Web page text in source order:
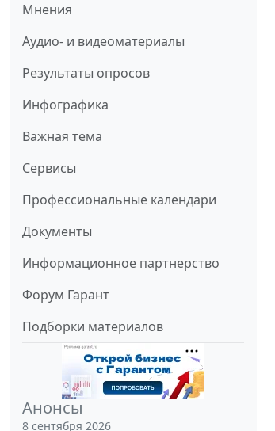
Мнения
Аудио- и видеоматериалы
Результаты опросов
Инфографика
Важная тема
Сервисы
Профессиональные календари
Документы
Информационное партнерство
Форум Гарант
Подборки материалов
Анонсы
8 сентября 2026